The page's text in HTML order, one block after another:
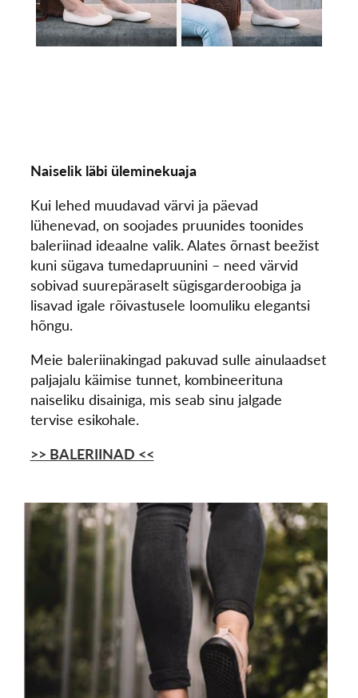
Naiselik läbi üleminekuaja
Kui lehed muudavad värvi ja päevad
lühenevad, on soojades pruunides toonides
baleriinad ideaalne valik. Alates õrnast beežist
kuni sügava tumedapruunini – need värvid
sobivad suurepäraselt sügisgarderoobiga ja
lisavad igale rõivastusele loomuliku elegantsi
hõngu.
Meie baleriinakingad pakuvad sulle ainulaadset
paljajalu käimise tunnet, kombineerituna
naiseliku disainiga, mis seab sinu jalgade
tervise esikohale.
>> BALERIINAD <<